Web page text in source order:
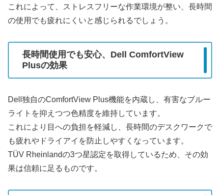
これによって、ストレスフリーな作業環境が整い、長時間
の使用でも疲れにくいと感じられるでしょう。
長時間使用でも安心、Dell ComfortView
Plusの効果
Dell独自のComfortView Plus機能を内蔵し、有害なブルー
ライトを抑えつつ色精度を維持しています。
これにより目への負担を軽減し、長時間のデスクワークで
も疲れやドライアイを防止しやすくなっています。
TÜV Rheinlandの3つ星認定を取得しているため、その効
果は信頼に足るものです。